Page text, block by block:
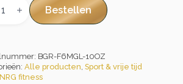
Bestellen
BGR-F6MGL-10OZ
Alle producten,Sport & vrije tijd
NRG fitness